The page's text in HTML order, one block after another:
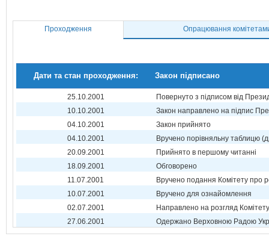
Проходження Опрацювання
Дати та стан проходження: Закон підписано
25.10.2001
Повернуто з підписом від
10.10.2001
Закон направлено на підпис
04.10.2001
Закон прийнято
04.10.2001
Вручено порівняльну таблицю
20.09.2001
Прийнято в першому читанні
18.09.2001
Обговорено
11.07.2001
Вручено подання Комітету про
10.07.2001
Вручено для ознайомлення
02.07.2001
Направлено на розгляд Комітету
27.06.2001
Одержано Верховною Радою